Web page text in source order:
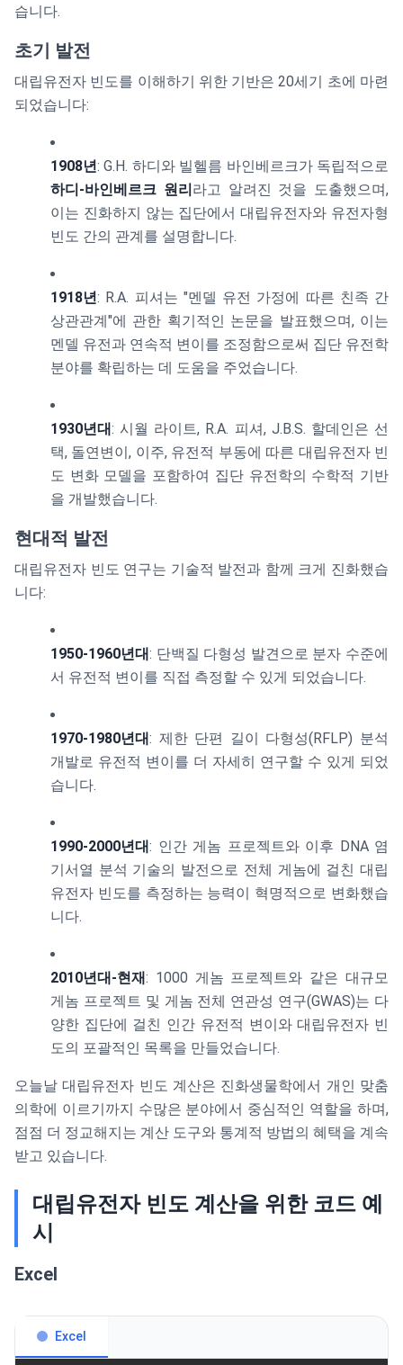
습니다.
초기 발전
대립유전자 빈도를 이해하기 위한 기반은 20세기 초에 마련
되었습니다:
1908년: G.H. 하디와 빌헬름 바인베르크가 독립적으로
하디-바인베르크 원리라고 알려진 것을 도출했으며,
이는 진화하지 않는 집단에서 대립유전자와 유전자형
빈도 간의 관계를 설명합니다.
1918년: R.A. 피셔는 "멘델 유전 가정에 따른 친족 간
상관관계"에 관한 획기적인 논문을 발표했으며, 이는
멘델 유전과 연속적 변이를 조정함으로써 집단 유전학
분야를 확립하는 데 도움을 주었습니다.
1930년대: 시월 라이트, R.A. 피셔, J.B.S. 할데인은 선
택, 돌연변이, 이주, 유전적 부동에 따른 대립유전자 빈
도 변화 모델을 포함하여 집단 유전학의 수학적 기반
을 개발했습니다.
현대적 발전
대립유전자 빈도 연구는 기술적 발전과 함께 크게 진화했습
니다:
1950-1960년대: 단백질 다형성 발견으로 분자 수준에
서 유전적 변이를 직접 측정할 수 있게 되었습니다.
1970-1980년대: 제한 단편 길이 다형성(RFLP) 분석
개발로 유전적 변이를 더 자세히 연구할 수 있게 되었
습니다.
1990-2000년대: 인간 게놈 프로젝트와 이후 DNA 염
기서열 분석 기술의 발전으로 전체 게놈에 걸친 대립
유전자 빈도를 측정하는 능력이 혁명적으로 변화했습
니다.
2010년대-현재: 1000 게놈 프로젝트와 같은 대규모
게놈 프로젝트 및 게놈 전체 연관성 연구(GWAS)는 다
양한 집단에 걸친 인간 유전적 변이와 대립유전자 빈
도의 포괄적인 목록을 만들었습니다.
오늘날 대립유전자 빈도 계산은 진화생물학에서 개인 맞춤
의학에 이르기까지 수많은 분야에서 중심적인 역할을 하며,
점점 더 정교해지는 계산 도구와 통계적 방법의 혜택을 계속
받고 있습니다.
대립유전자 빈도 계산을 위한 코드 예
시
Excel
Excel